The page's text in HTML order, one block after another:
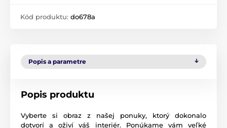
Kód produktu: do678a
Popis a parametre
Popis produktu
Vyberte si obraz z našej ponuky, ktorý dokonalo
dotvorí a oživí váš interiér. Ponúkame vám veľké